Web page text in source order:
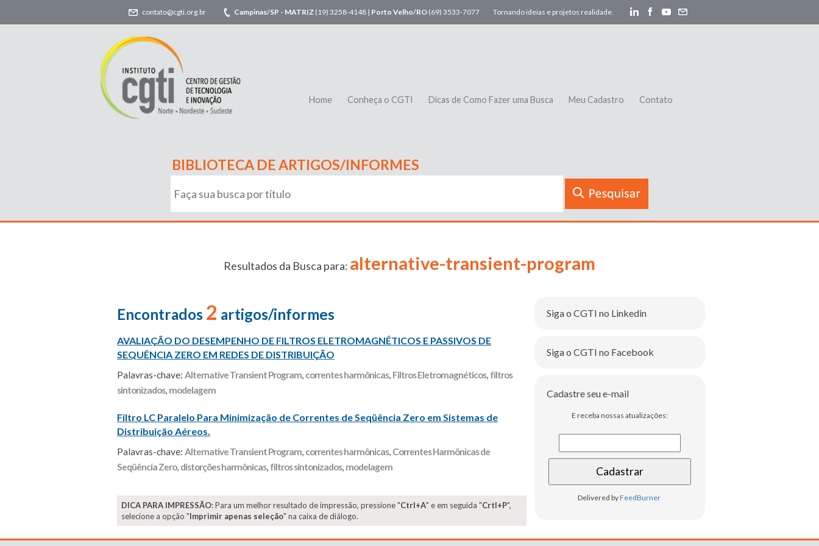
contato@cgti.org.br Campinas/SP - MATRIZ (19) 3258-4148 | Porto Velho/RO (69) 3533-7077 Tornando ideias e projetos realidade.
Home Conheça o CGTI Dicas de Como Fazer uma Busca Meu Cadastro Contato
BIBLIOTECA DE ARTIGOS/INFORMES
Resultados da Busca para: alternative-transient-program
Encontrados 2 artigos/informes
AVALIAÇÃO DO DESEMPENHO DE FILTROS ELETROMAGNÉTICOS E PASSIVOS DE
SEQUÊNCIA ZERO EM REDES DE DISTRIBUIÇÃO
Palavras-chave: Alternative Transient Program, correntes harmônicas, Filtros Eletromagnéticos, filtros
sintonizados, modelagem
Filtro LC Paralelo Para Minimização de Correntes de Seqüência Zero em Sistemas de
Distribuição Aéreos.
Palavras-chave: Alternative Transient Program, correntes harmônicas, Correntes Harmônicas de
Seqüência Zero, distorções harmônicas, filtros sintonizados, modelagem
DICA PARA IMPRESSÃO: Para um melhor resultado de impressão, pressione "Ctrl+A" e em seguida "Crtl+P",
selecione a opção "Imprimir apenas seleção" na caixa de diálogo.
Siga o CGTI no Linkedin
Siga o CGTI no Facebook
Cadastre seu e-mail
E receba nossas atualizações:
Delivered byFeedBurner